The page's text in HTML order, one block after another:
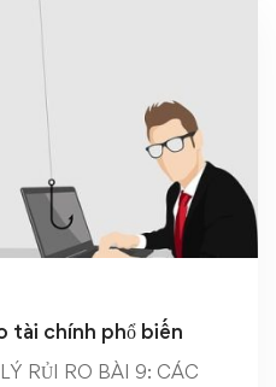
tài chính phổ biến
RỦI RO BÀI 9: CÁC